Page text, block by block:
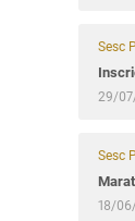
Sesc
29/
Sesc
18/